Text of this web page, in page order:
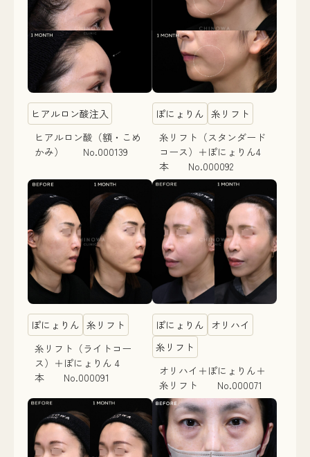
ヒアルロン酸注入
ヒアルロン酸（額・こめ
かみ） No.000139
ぽにょりん 糸リフト
糸リフト（スタンダード
コース）＋ぽにょりん4
本 No.000092
ぽにょりん 糸リフト
糸リフト（ライトコー
ス）＋ぽにょりん 4
本 No.000091
ぽにょりん
オリハイ
糸リフト
オリハイ＋ぽにょりん＋
糸リフト No.000071